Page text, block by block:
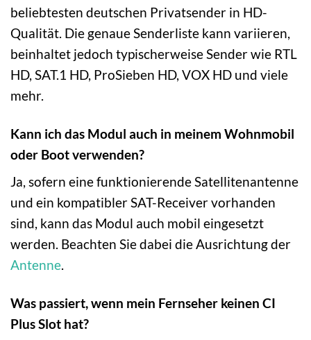
beliebtesten deutschen Privatsender in HD-
Qualität. Die genaue Senderliste kann variieren,
beinhaltet jedoch typischerweise Sender wie RTL
HD, SAT.1 HD, ProSieben HD, VOX HD und viele
mehr.
Kann ich das Modul auch in meinem Wohnmobil
oder Boot verwenden?
Ja, sofern eine funktionierende Satellitenantenne
und ein kompatibler SAT-Receiver vorhanden
sind, kann das Modul auch mobil eingesetzt
werden. Beachten Sie dabei die Ausrichtung der
Antenne.
Was passiert, wenn mein Fernseher keinen CI
Plus Slot hat?